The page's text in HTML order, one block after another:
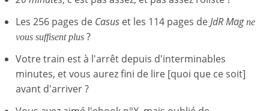
Les 256 pages de Casus et les 114 pages deJdR Magne
vous suffisent plus ?
Votre train est à l'arrêt depuis d'interminables
minutes, et vous aurez fini de lire [quoi que ce soit]
avant d'arriver ?